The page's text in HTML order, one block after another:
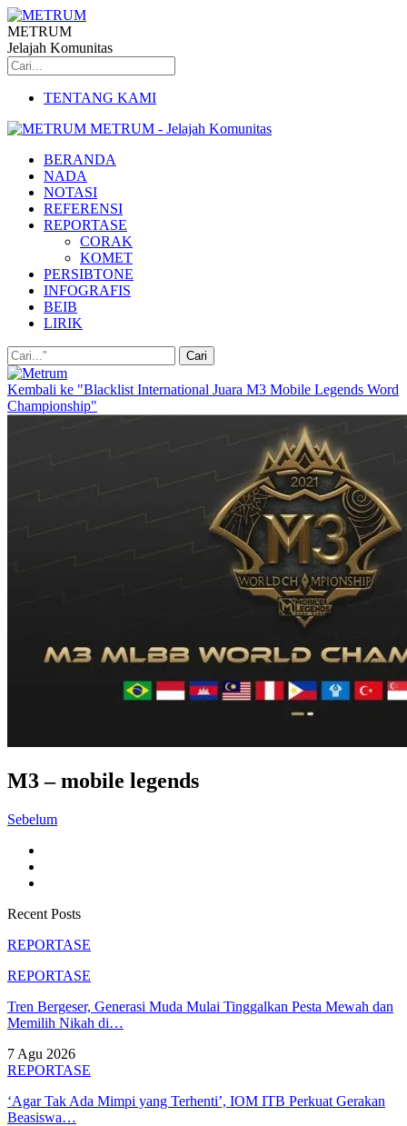
METRUM
Jelajah Komunitas
TENTANG KAMI
METRUM - Jelajah Komunitas
BERANDA
NADA
NOTASI
REFERENSI
REPORTASE
CORAK
KOMET
PERSIBTONE
INFOGRAFIS
BEIB
LIRIK
Kembali ke "Blacklist International Juara M3 Mobile Legends Word
Championship"
M3 – mobile legends
Sebelum
Recent Posts
REPORTASE
REPORTASE
Tren Bergeser, Generasi Muda Mulai Tinggalkan Pesta Mewah dan
Memilih Nikah di…
7 Agu 2026
REPORTASE
‘Agar Tak Ada Mimpi yang Terhenti’, IOM ITB Perkuat Gerakan
Beasiswa…